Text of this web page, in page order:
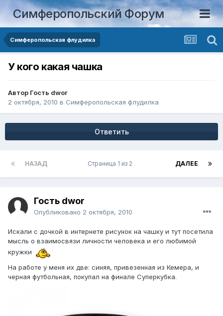
Симферопольский Форум
Симферопольская флудилка
У кого какая чашка
Автор Гость dwor
2 октября, 2010 в Симферопольская флудилка
Ответить
НАЗАД ДАЛЕЕ
Страница 1 из 2
Гость dwor
Опубликовано 2 октября, 2010
Искали с дочкой в интернете рисунок на чашку и тут посетила
мысль о взаимосвязи личности человека и его любимой
кружки
На работе у меня их две: синяя, привезенная из Кемера, и
черная футбольная, покупал на финале Суперкубка.